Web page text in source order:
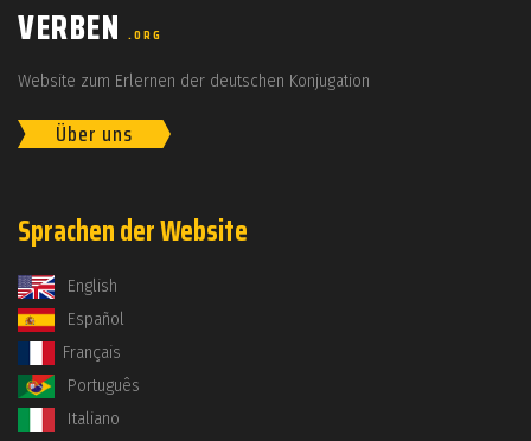
VERBEN .ORG
Website zum Erlernen der deutschen Konjugation
Über uns
Sprachen der Website
English
Español
Français
Português
Italiano